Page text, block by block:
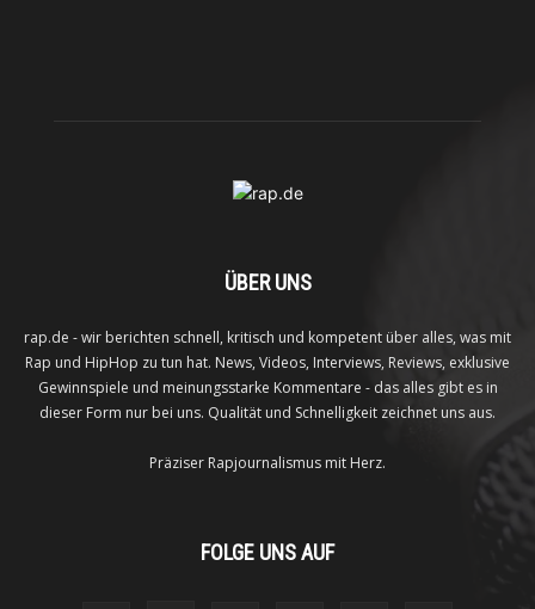
ÜBER UNS
rap.de - wir berichten schnell, kritisch und kompetent über alles, was mit
Rap und HipHop zu tun hat. News, Videos, Interviews, Reviews, exklusive
Gewinnspiele und meinungsstarke Kommentare - das alles gibt es in
dieser Form nur bei uns. Qualität und Schnelligkeit zeichnet uns aus.
Präziser Rapjournalismus mit Herz.
FOLGE UNS AUF